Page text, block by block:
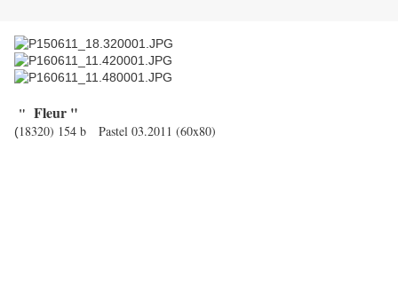
" Fleur "
(18320) 154 b Pastel 03.2011 (60x80)